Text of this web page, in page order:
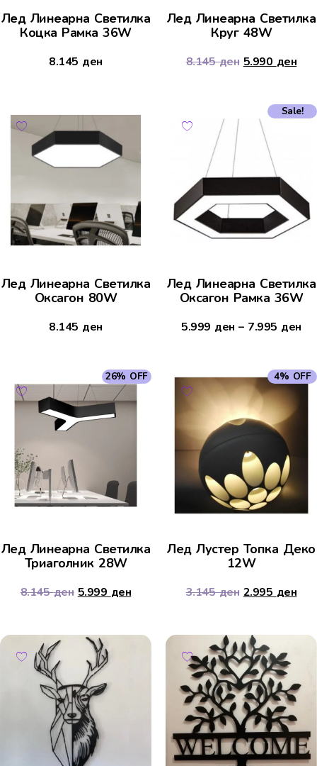
Лед Линеарна Светилка
Коцка Рамка 36W
8.145 ден
Лед Линеарна Светилка
Круг 48W
8.145ден 5.990 ден
Лед Линеарна Светилка
Оксагон 80W
8.145 ден
Sale!
Лед Линеарна Светилка
Оксагон Рамка 36W
5.999 ден – 7.995 ден
26% OFF
Лед Линеарна Светилка
Триаголник 28W
8.145ден 5.999 ден
4% OFF
Лед Лустер Топка Деко
12W
3.145ден 2.995 ден